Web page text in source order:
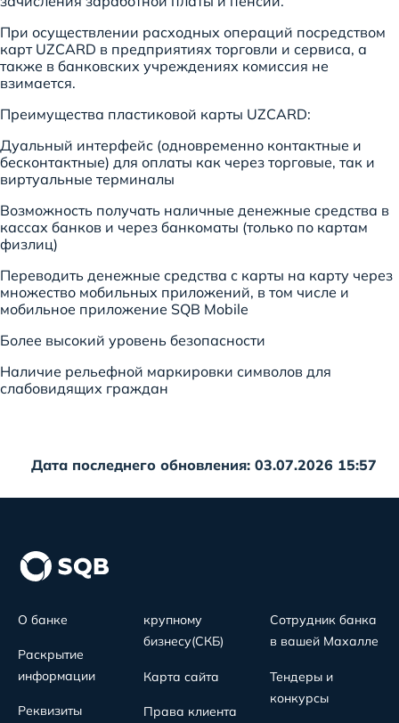
При осуществлении расходных операций посредством
карт UZCARD в предприятиях торговли и сервиса, а
также в банковских учреждениях комиссия не
взимается.
Преимущества пластиковой карты UZCARD:
Дуальный интерфейс (одновременно контактные и
бесконтактные) для оплаты как через торговые, так и
виртуальные терминалы
Возможность получать наличные денежные средства в
кассах банков и через банкоматы (только по картам
физлиц)
Переводить денежные средства с карты на карту через
множество мобильных приложений, в том числе и
мобильное приложение SQB Mobile
Более высокий уровень безопасности
Наличие рельефной маркировки символов для
слабовидящих граждан
Дата последнего обновления: 03.07.2026 15:57
О банке
Раскрытие
информации
Реквизиты
крупному
бизнесу(СКБ)
Карта сайта
Права клиента
Сотрудник банка
в вашей Махалле
Тендеры и
конкурсы